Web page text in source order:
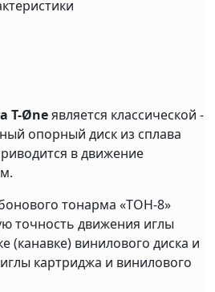
T-Øneявляется классической -
опорный диск из сплава
в движение
тонарма «ТОН-8»
точность движения иглы
(канавке) винилового диска и
картриджа и винилового